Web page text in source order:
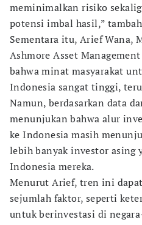
meminimalkan risiko
potensi imbal hasil,” tambah
Sementara itu, Arief Wana,
Ashmore Asset
bahwa minat masyarakat
Indonesia sangat tinggi,
Namun, berdasarkan data
menunjukan bahwa alur
ke Indonesia masih
lebih banyak investor asing
Indonesia mereka.
Menurut Arief, tren ini
sejumlah faktor, seperti
untuk berinvestasi di